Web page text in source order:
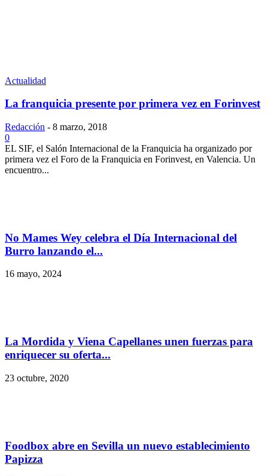
Actualidad
La franquicia presente por primera vez en Forinvest
Redacción - 8 marzo, 2018
0
EL SIF, el Salón Internacional de la Franquicia ha organizado por
primera vez el Foro de la Franquicia en Forinvest, en Valencia. Un
encuentro...
No Mames Wey celebra el Día Internacional del
Burro lanzando el...
16 mayo, 2024
La Mordida y Viena Capellanes unen fuerzas para
enriquecer su oferta...
23 octubre, 2020
Foodbox abre en Sevilla un nuevo establecimiento
Papizza